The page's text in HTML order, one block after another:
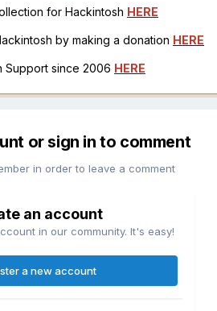
for Hackintosh HERE
by making a donation HERE
Support since 2006 HERE
or sign in to comment
in order to leave a comment
an account
in our community. It's easy!
a new account